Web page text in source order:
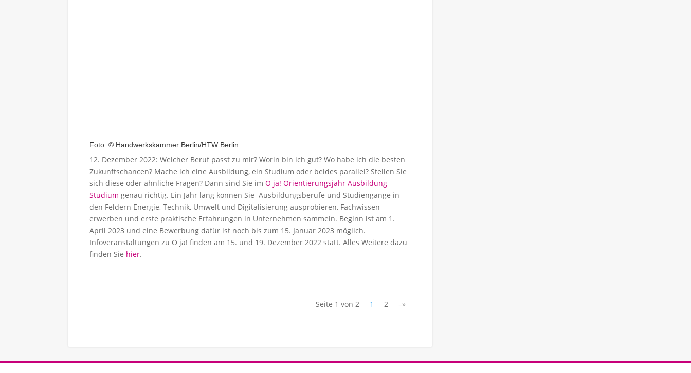
Foto: © Handwerkskammer Berlin/HTW Berlin
12. Dezember 2022: Welcher Beruf passt zu mir? Worin bin ich gut? Wo habe ich die besten
Zukunftschancen? Mache ich eine Ausbildung, ein Studium oder beides parallel? Stellen Sie
sich diese oder ähnliche Fragen? Dann sind Sie im O ja! Orientierungsjahr Ausbildung
Studium genau richtig. Ein Jahr lang können Sie Ausbildungsberufe und Studiengänge in
den Feldern Energie, Technik, Umwelt und Digitalisierung ausprobieren, Fachwissen
erwerben und erste praktische Erfahrungen in Unternehmen sammeln. Beginn ist am 1.
April 2023 und eine Bewerbung dafür ist noch bis zum 15. Januar 2023 möglich.
Infoveranstaltungen zu O ja! finden am 15. und 19. Dezember 2022 statt. Alles Weitere dazu
finden Sie hier.
Seite 1 von 2 1 2 –»